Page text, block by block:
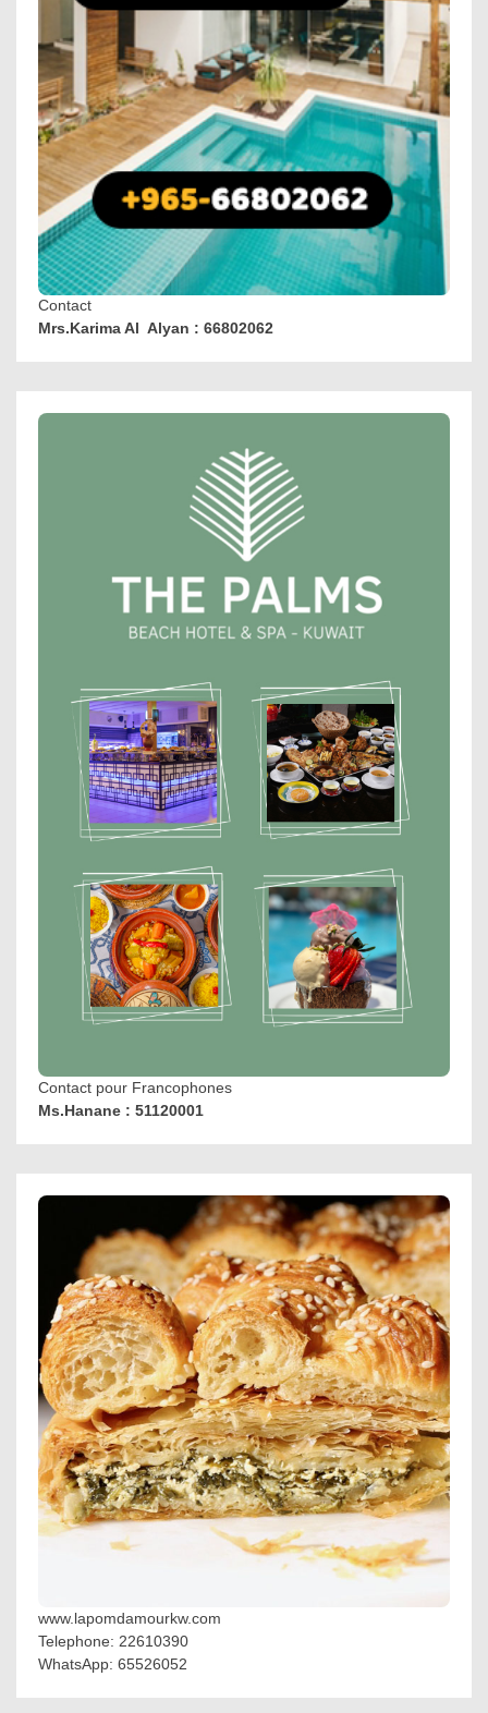
Contact
Mrs.Karima Al Alyan : 66802062
Contact pour Francophones
Ms.Hanane : 51120001
www.lapomdamourkw.com
Telephone: 22610390
WhatsApp: 65526052